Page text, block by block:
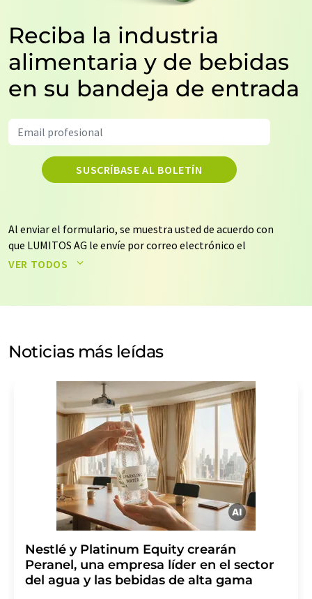
Reciba la industria
alimentaria y de bebidas
en su bandeja de entrada
SUSCRÍBASE AL BOLETÍN
Al enviar el formulario, se muestra usted de acuerdo con
que LUMITOS AG le envíe por correo electrónico el
boletín o boletines seleccionados anteriormente. Sus
de nuestrapolítica de protección de datos. LUMITOS
electrónico a efectos publicitarios o de investigación de
mercado y opinión. Puede revocar en todo momento su
de indicar los motivos informando por correo postal a
LUMITOS AG, Ernst-Augustin-Str. 2, 12489 Berlín
(Alemania) o por correo electrónico a
revoke@lumitos.com. Además, en cada correo
electrónico se incluye un enlace para anular la
suscripción al boletín informativo correspondiente.
VER TODOS
Noticias más leídas
Nestlé y Platinum Equity crearán
Peranel, una empresa líder en el sector
del agua y las bebidas de alta gama